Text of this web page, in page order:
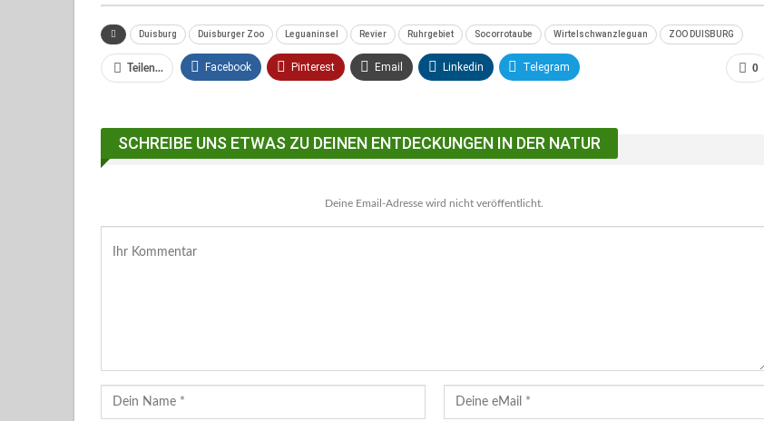
Duisburg Duisburger Zoo Leguaninsel Revier Ruhrgebiet Socorrotaube Wirtelschwanzleguan ZOO DUISBURG
0
Teilen... Facebook Pinterest Email Linkedin Telegram
SCHREIBE UNS ETWAS ZU DEINEN ENTDECKUNGEN IN DER NATUR
Deine Email-Adresse wird nicht veröffentlicht.